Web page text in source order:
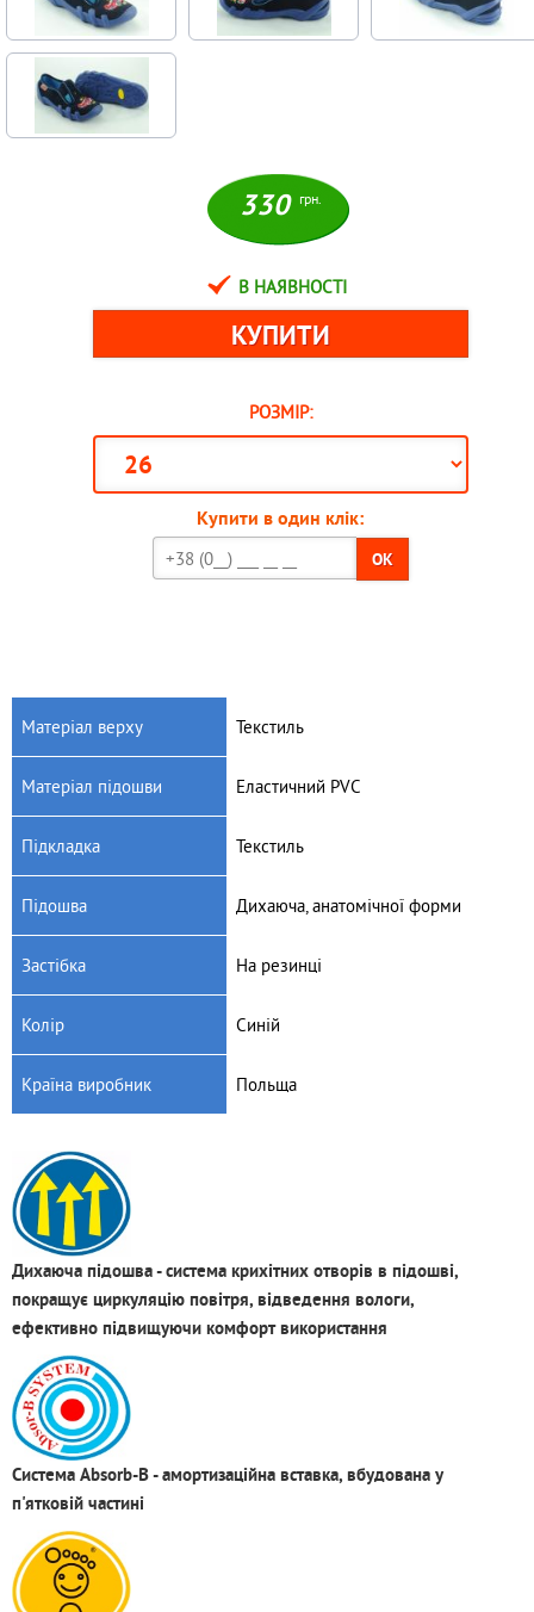
330 грн.
В НАЯВНОСТІ
РОЗМІР:
Купити в один клік:
OK
Матеріал верху Текстиль
Матеріал підошви Еластичний PVC
Підкладка Текстиль
Підошва Дихаюча, анатомічної форми
Застібка На резинці
Колір Синій
Країна виробник Польща
Дихаюча підошва - система крихітних отворів в підошві,
покращує циркуляцію повітря, відведення вологи,
ефективно підвищуючи комфорт використання
Система Absorb-B - амортизаційна вставка, вбудована у
п'ятковій частині